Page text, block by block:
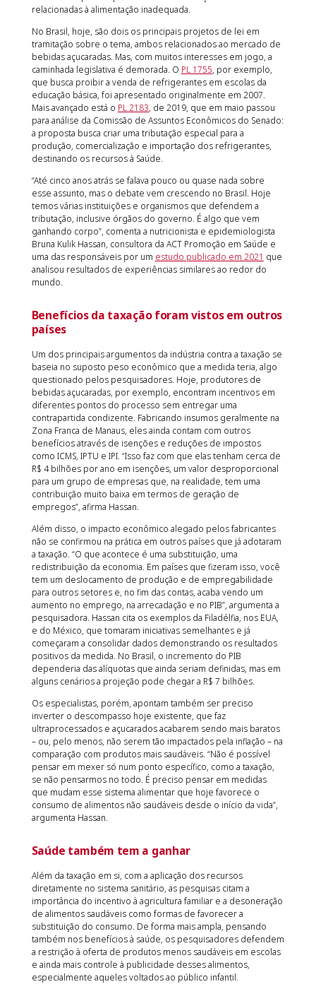
relacionadas à alimentação inadequada.
No Brasil, hoje, são dois os principais projetos de lei em
tramitação sobre o tema, ambos relacionados ao mercado de
bebidas açucaradas. Mas, com muitos interesses em jogo, a
caminhada legislativa é demorada. O PL 1755, por exemplo,
que busca proibir a venda de refrigerantes em escolas da
educação básica, foi apresentado originalmente em 2007.
Mais avançado está o PL 2183, de 2019, que em maio passou
para análise da Comissão de Assuntos Econômicos do Senado:
a proposta busca criar uma tributação especial para a
produção, comercialização e importação dos refrigerantes,
destinando os recursos à Saúde.
“Até cinco anos atrás se falava pouco ou quase nada sobre
esse assunto, mas o debate vem crescendo no Brasil. Hoje
temos várias instituições e organismos que defendem a
tributação, inclusive órgãos do governo. É algo que vem
ganhando corpo”, comenta a nutricionista e epidemiologista
Bruna Kulik Hassan, consultora da ACT Promoção em Saúde e
uma das responsáveis por um estudo publicado em 2021 que
analisou resultados de experiências similares ao redor do
mundo.
Benefícios da taxação foram vistos em outros
países
Um dos principais argumentos da indústria contra a taxação se
baseia no suposto peso econômico que a medida teria, algo
questionado pelos pesquisadores. Hoje, produtores de
bebidas açucaradas, por exemplo, encontram incentivos em
diferentes pontos do processo sem entregar uma
contrapartida condizente. Fabricando insumos geralmente na
Zona Franca de Manaus, eles ainda contam com outros
benefícios através de isenções e reduções de impostos
como ICMS, IPTU e IPI. “Isso faz com que elas tenham cerca de
R$ 4 bilhões por ano em isenções, um valor desproporcional
para um grupo de empresas que, na realidade, tem uma
contribuição muito baixa em termos de geração de
empregos”, afirma Hassan.
Além disso, o impacto econômico alegado pelos fabricantes
não se confirmou na prática em outros países que já adotaram
a taxação. “O que acontece é uma substituição, uma
redistribuição da economia. Em países que fizeram isso, você
tem um deslocamento de produção e de empregabilidade
para outros setores e, no fim das contas, acaba vendo um
aumento no emprego, na arrecadação e no PIB”, argumenta a
pesquisadora. Hassan cita os exemplos da Filadélfia, nos EUA,
e do México, que tomaram iniciativas semelhantes e já
começaram a consolidar dados demonstrando os resultados
positivos da medida. No Brasil, o incremento do PIB
dependeria das alíquotas que ainda seriam definidas, mas em
alguns cenários a projeção pode chegar a R$ 7 bilhões.
Os especialistas, porém, apontam também ser preciso
inverter o descompasso hoje existente, que faz
ultraprocessados e açucarados acabarem sendo mais baratos
– ou, pelo menos, não serem tão impactados pela inflação – na
comparação com produtos mais saudáveis. “Não é possível
pensar em mexer só num ponto específico, como a taxação,
se não pensarmos no todo. É preciso pensar em medidas
que mudam esse sistema alimentar que hoje favorece o
consumo de alimentos não saudáveis desde o início da vida”,
argumenta Hassan.
Saúde também tem a ganhar
Além da taxação em si, com a aplicação dos recursos
diretamente no sistema sanitário, as pesquisas citam a
importância do incentivo à agricultura familiar e a desoneração
de alimentos saudáveis como formas de favorecer a
substituição do consumo. De forma mais ampla, pensando
também nos benefícios à saúde, os pesquisadores defendem
a restrição à oferta de produtos menos saudáveis em escolas
e ainda mais controle à publicidade desses alimentos,
especialmente aqueles voltados ao público infantil.